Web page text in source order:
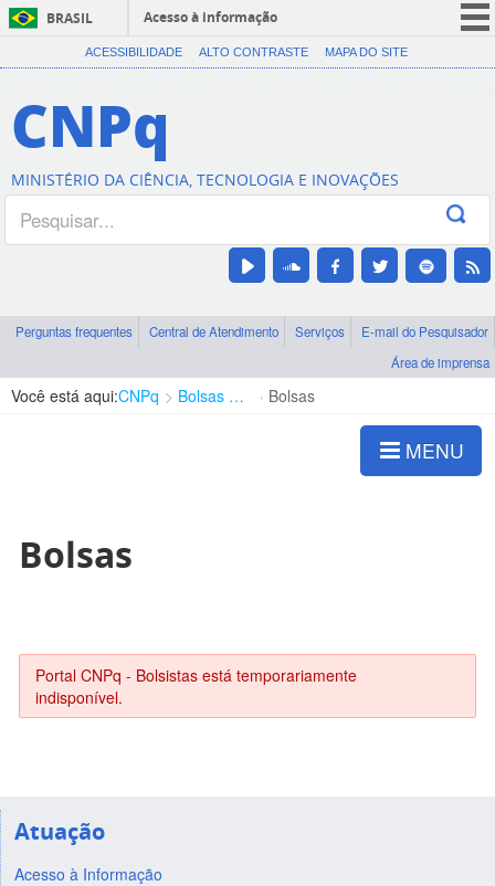
BRASIL
Acesso à informação
CORONAVÍRUS (COVID-19)
Canais
ACESSIBILIDADE ALTO CONTRASTE MAPA DO SITE
CNPq
MINISTÉRIO DA CIÊNCIA, TECNOLOGIA E INOVAÇÕES
Perguntas frequentes Central de Atendimento Serviços
E-mail do Pesquisador
Área de imprensa
Você está aqui:CNPq Bolsas e Auxílios Vigentes Bolsas
MENU
Bolsas
Portal CNPq - Bolsistas está temporariamente
indisponível.
Atuação
Acesso à Informação